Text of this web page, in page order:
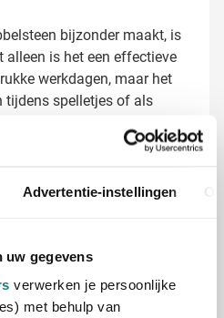
Advertentie-instellingen
uw gegevens
verwerken je persoonlijke
met behulp van
bijzonder maakt, is
is het een effectieve
werkdagen, maar het
tijdens spelletjes of als
wat zorgt voor een strakke,
maken we van
op de lege zijde
slogan of tekst